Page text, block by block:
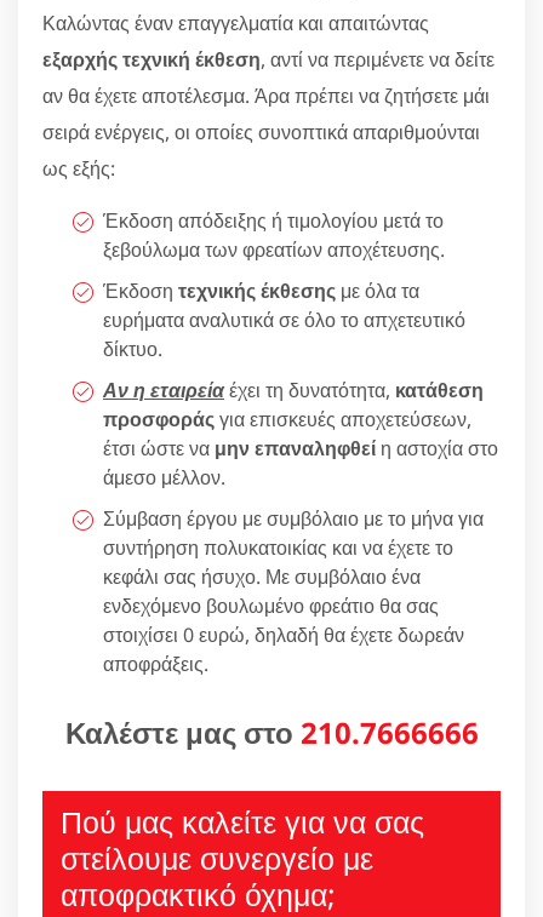
Καλώντας έναν επαγγελματία και απαιτώντας
εξαρχής τεχνική έκθεση, αντί να περιμένετε να δείτε
αν θα έχετε αποτέλεσμα. Άρα πρέπει να ζητήσετε μάι
σειρά ενέργεις, οι οποίες συνοπτικά απαριθμούνται
ως εξής:
Έκδοση απόδειξης ή τιμολογίου μετά το
ξεβούλωμα των φρεατίων αποχέτευσης.
Έκδοση τεχνικής έκθεσης με όλα τα
ευρήματα αναλυτικά σε όλο το απχετευτικό
δίκτυο.
Αν η εταιρείαέχει τη δυνατότητα, κατάθεση
προσφοράςγια επισκευές αποχετεύσεων,
έτσι ώστε να μην επαναληφθεί η αστοχία στο
άμεσο μέλλον.
Σύμβαση έργου με συμβόλαιο με το μήνα για
συντήρηση πολυκατοικίας και να έχετε το
κεφάλι σας ήσυχο. Με συμβόλαιο ένα
ενδεχόμενο βουλωμένο φρεάτιο θα σας
στοιχίσει 0 ευρώ, δηλαδή θα έχετε δωρεάν
αποφράξεις.
Καλέστε μας στο 210.7666666
Πού μας καλείτε για να σας
στείλουμε συνεργείο με
αποφρακτικό όχημα;